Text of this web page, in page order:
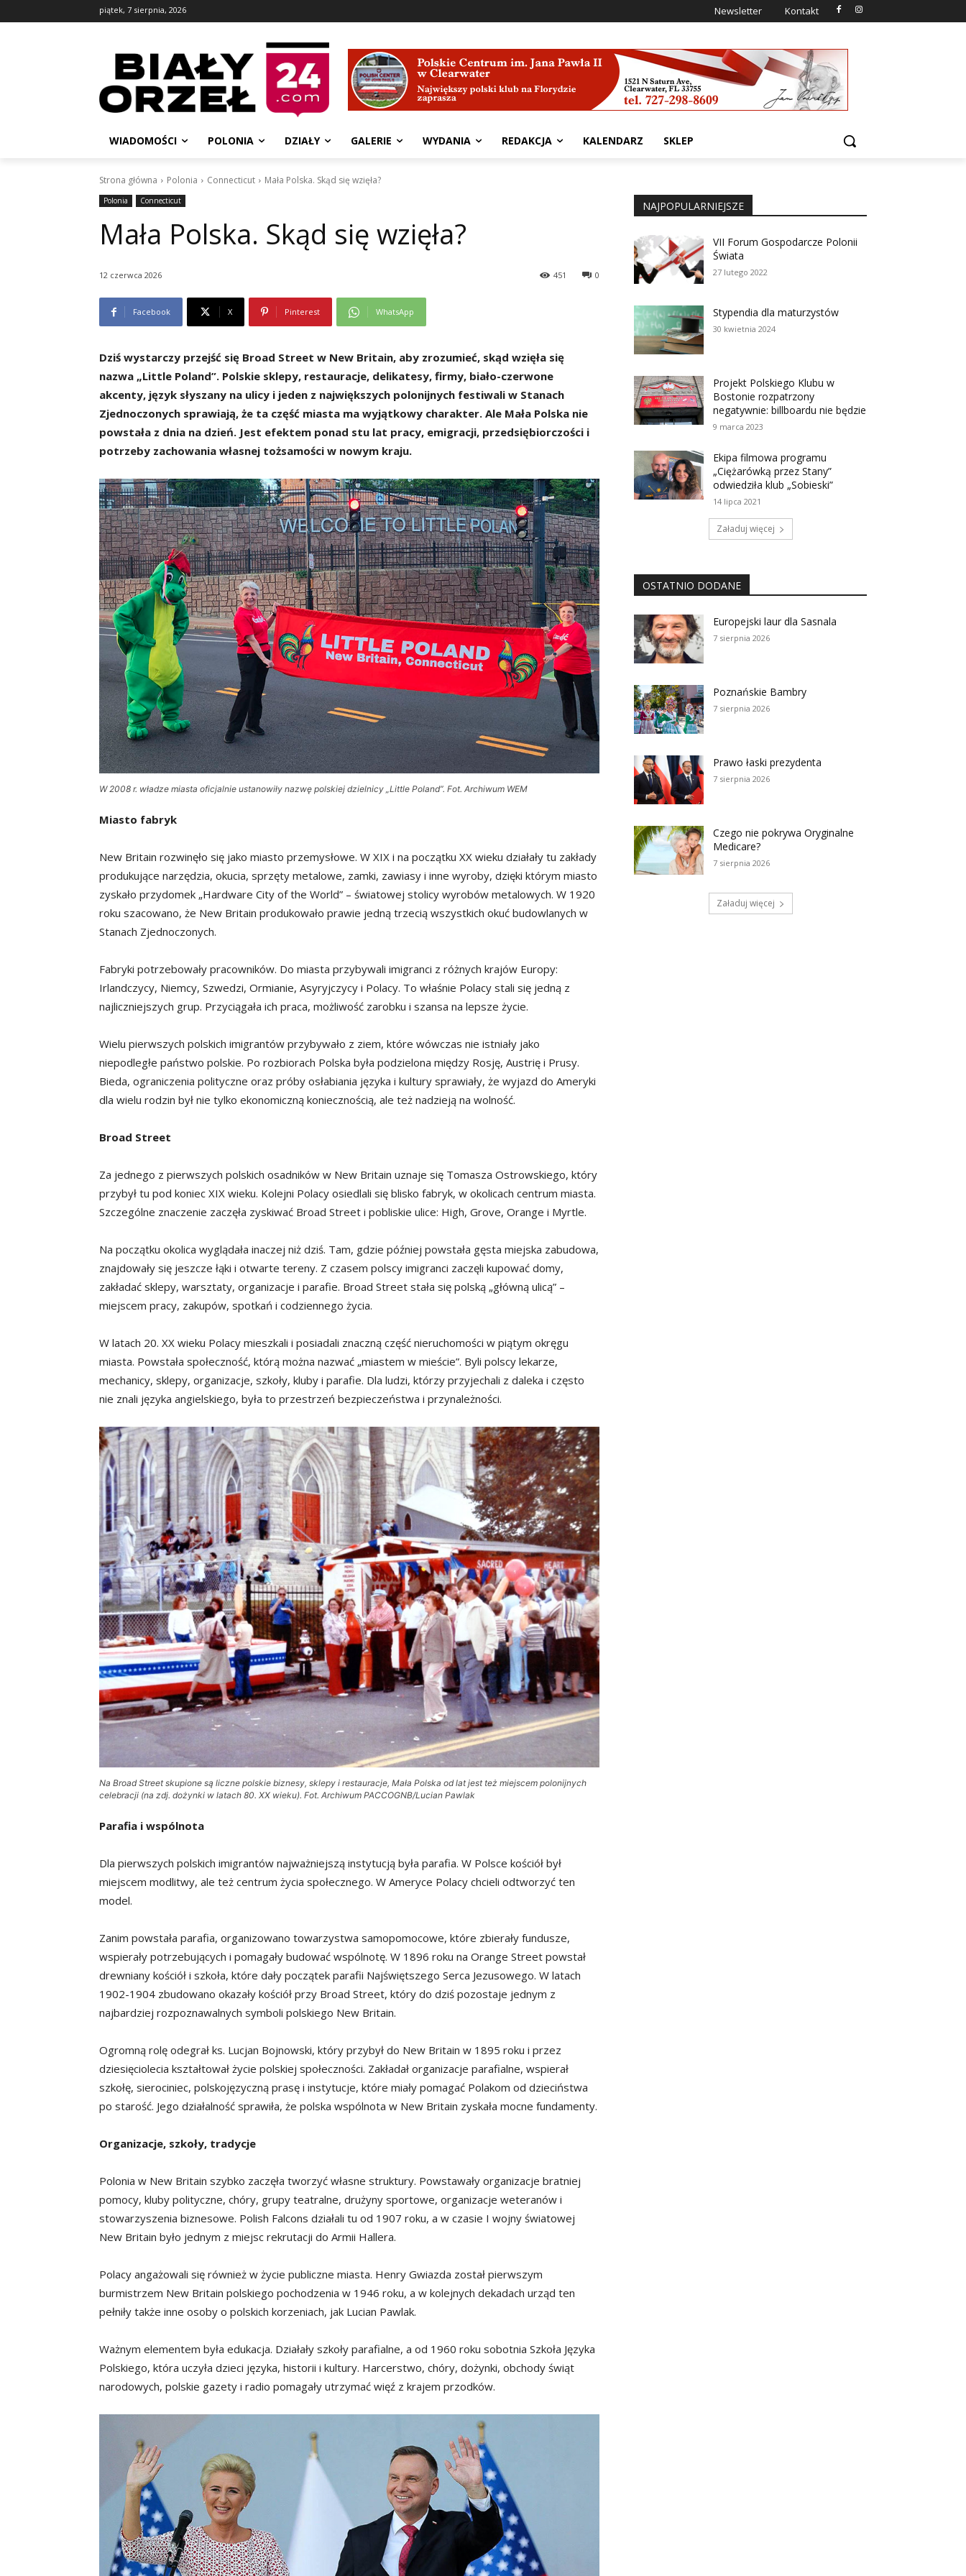
piątek, 7 sierpnia, 2026 Newsletter Kontakt
WIADOMOŚCI POLONIA DZIAŁY GALERIE WYDANIA REDAKCJA KALENDARZ SKLEP
Strona główna Polonia Connecticut Mała Polska. Skąd się wzięła?
Polonia Connecticut
Mała Polska. Skąd się wzięła?
12 czerwca 2026 0
451
Facebook X Pinterest WhatsApp
Dziś wystarczy przejść się Broad Street w New Britain, aby zrozumieć, skąd wzięła się
nazwa „Little Poland”. Polskie sklepy, restauracje, delikatesy, firmy, biało-czerwone
akcenty, język słyszany na ulicy i jeden z największych polonijnych festiwali w Stanach
Zjednoczonych sprawiają, że ta część miasta ma wyjątkowy charakter. Ale Mała Polska nie
powstała z dnia na dzień. Jest efektem ponad stu lat pracy, emigracji, przedsiębiorczości i
potrzeby zachowania własnej tożsamości w nowym kraju.
W 2008 r. władze miasta oficjalnie ustanowiły nazwę polskiej dzielnicy „Little Poland”. Fot. Archiwum WEM
Miasto fabryk
New Britain rozwinęło się jako miasto przemysłowe. W XIX i na początku XX wieku działały tu zakłady
produkujące narzędzia, okucia, sprzęty metalowe, zamki, zawiasy i inne wyroby, dzięki którym miasto
zyskało przydomek „Hardware City of the World” – światowej stolicy wyrobów metalowych. W 1920
roku szacowano, że New Britain produkowało prawie jedną trzecią wszystkich okuć budowlanych w
Stanach Zjednoczonych.
Fabryki potrzebowały pracowników. Do miasta przybywali imigranci z różnych krajów Europy:
Irlandczycy, Niemcy, Szwedzi, Ormianie, Asyryjczycy i Polacy. To właśnie Polacy stali się jedną z
najliczniejszych grup. Przyciągała ich praca, możliwość zarobku i szansa na lepsze życie.
Wielu pierwszych polskich imigrantów przybywało z ziem, które wówczas nie istniały jako
niepodległe państwo polskie. Po rozbiorach Polska była podzielona między Rosję, Austrię i Prusy.
Bieda, ograniczenia polityczne oraz próby osłabiania języka i kultury sprawiały, że wyjazd do Ameryki
dla wielu rodzin był nie tylko ekonomiczną koniecznością, ale też nadzieją na wolność.
Broad Street
Za jednego z pierwszych polskich osadników w New Britain uznaje się Tomasza Ostrowskiego, który
przybył tu pod koniec XIX wieku. Kolejni Polacy osiedlali się blisko fabryk, w okolicach centrum miasta.
Szczególne znaczenie zaczęła zyskiwać Broad Street i pobliskie ulice: High, Grove, Orange i Myrtle.
Na początku okolica wyglądała inaczej niż dziś. Tam, gdzie później powstała gęsta miejska zabudowa,
znajdowały się jeszcze łąki i otwarte tereny. Z czasem polscy imigranci zaczęli kupować domy,
zakładać sklepy, warsztaty, organizacje i parafie. Broad Street stała się polską „główną ulicą” –
miejscem pracy, zakupów, spotkań i codziennego życia.
W latach 20. XX wieku Polacy mieszkali i posiadali znaczną część nieruchomości w piątym okręgu
miasta. Powstała społeczność, którą można nazwać „miastem w mieście”. Byli polscy lekarze,
mechanicy, sklepy, organizacje, szkoły, kluby i parafie. Dla ludzi, którzy przyjechali z daleka i często
nie znali języka angielskiego, była to przestrzeń bezpieczeństwa i przynależności.
Na Broad Street skupione są liczne polskie biznesy, sklepy i restauracje, Mała Polska od lat jest też miejscem polonijnych
celebracji (na zdj. dożynki w latach 80. XX wieku). Fot. Archiwum PACCOGNB/Lucian Pawlak
Parafia i wspólnota
Dla pierwszych polskich imigrantów najważniejszą instytucją była parafia. W Polsce kościół był
miejscem modlitwy, ale też centrum życia społecznego. W Ameryce Polacy chcieli odtworzyć ten
model.
Zanim powstała parafia, organizowano towarzystwa samopomocowe, które zbierały fundusze,
wspierały potrzebujących i pomagały budować wspólnotę. W 1896 roku na Orange Street powstał
drewniany kościół i szkoła, które dały początek parafii Najświętszego Serca Jezusowego. W latach
1902-1904 zbudowano okazały kościół przy Broad Street, który do dziś pozostaje jednym z
najbardziej rozpoznawalnych symboli polskiego New Britain.
Ogromną rolę odegrał ks. Lucjan Bojnowski, który przybył do New Britain w 1895 roku i przez
dziesięciolecia kształtował życie polskiej społeczności. Zakładał organizacje parafialne, wspierał
szkołę, sierociniec, polskojęzyczną prasę i instytucje, które miały pomagać Polakom od dzieciństwa
po starość. Jego działalność sprawiła, że polska wspólnota w New Britain zyskała mocne fundamenty.
Organizacje, szkoły, tradycje
Polonia w New Britain szybko zaczęła tworzyć własne struktury. Powstawały organizacje bratniej
pomocy, kluby polityczne, chóry, grupy teatralne, drużyny sportowe, organizacje weteranów i
stowarzyszenia biznesowe. Polish Falcons działali tu od 1907 roku, a w czasie I wojny światowej
New Britain było jednym z miejsc rekrutacji do Armii Hallera.
Polacy angażowali się również w życie publiczne miasta. Henry Gwiazda został pierwszym
burmistrzem New Britain polskiego pochodzenia w 1946 roku, a w kolejnych dekadach urząd ten
pełniły także inne osoby o polskich korzeniach, jak Lucian Pawlak.
Ważnym elementem była edukacja. Działały szkoły parafialne, a od 1960 roku sobotnia Szkoła Języka
Polskiego, która uczyła dzieci języka, historii i kultury. Harcerstwo, chóry, dożynki, obchody świąt
narodowych, polskie gazety i radio pomagały utrzymać więź z krajem przodków.
NAJPOPULARNIEJSZE
VII Forum Gospodarcze Polonii
Świata
27 lutego 2022
Stypendia dla maturzystów
30 kwietnia 2024
Projekt Polskiego Klubu w
Bostonie rozpatrzony
negatywnie: billboardu nie będzie
9 marca 2023
Ekipa filmowa programu
„Ciężarówką przez Stany”
odwiedziła klub „Sobieski”
14 lipca 2021
Załaduj więcej
OSTATNIO DODANE
Europejski laur dla Sasnala
7 sierpnia 2026
Poznańskie Bambry
7 sierpnia 2026
Prawo łaski prezydenta
7 sierpnia 2026
Czego nie pokrywa Oryginalne
Medicare?
7 sierpnia 2026
Załaduj więcej